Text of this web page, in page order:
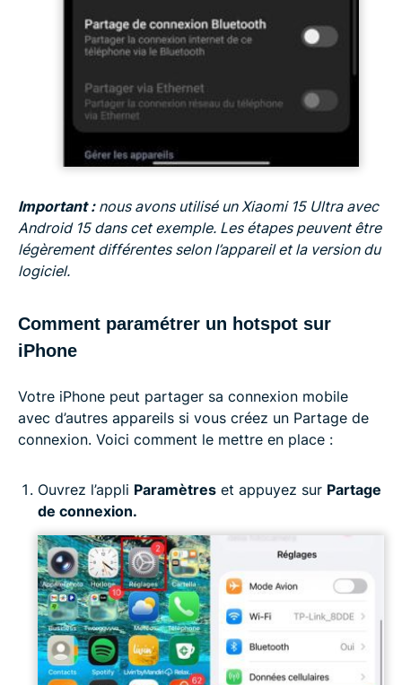
Important : nous avons utilisé un Xiaomi 15 Ultra avec
Android 15 dans cet exemple. Les étapes peuvent être
légèrement différentes selon l’appareil et la version du
logiciel.
Comment paramétrer un hotspot sur
iPhone
Votre iPhone peut partager sa connexion mobile
avec d’autres appareils si vous créez un Partage de
connexion. Voici comment le mettre en place :
Ouvrez l’appli Paramètres et appuyez sur Partage
de connexion.